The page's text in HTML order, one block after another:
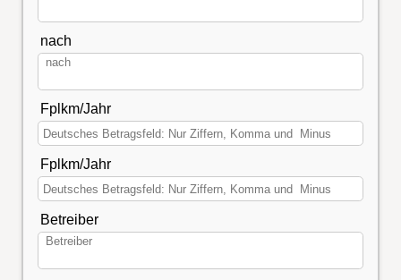
nach
Fplkm/Jahr
Fplkm/Jahr
Betreiber